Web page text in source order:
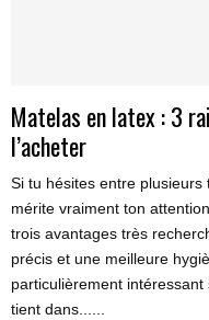
Matelas en latex : 3
l’acheter
Si tu hésites entre
mérite vraiment ton
trois avantages très
précis et une meilleure
particulièrement
tient dans......